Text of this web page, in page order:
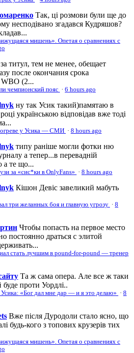
Так, ці розмови були ще до
несподівано згадався Кудряшов?
мишень». Опетая о сравнениях с
титул, тем не менее, обещает
после окончания срока
(2...
чемпионский пояс · 6 hours ago
ну так Усик такий)памятаю в
українською відповідав вже тоді
у Усика — СМИ · 8 hours ago
типу раніше могли фотки ню
а тепер...в перевадній
а те що...
за «сис*ки в OnlyFans» · 8 hours ago
Кішон Девіс завеликий мабуть
три желанных боя и главную угрозу · 8
Чтобы попасть на первое место
постоянно драться с элитой
стать лучшим в pound-for-pound — тренер
Та ж сама опера. Але все ж таки
проти Уордлі..
«Бог дал мне дар — и я это делаю» · 8
Вже після Дуродоли стало ясно, що
будь-кого з топових крузерів тих
мишень». Опетая о сравнениях с